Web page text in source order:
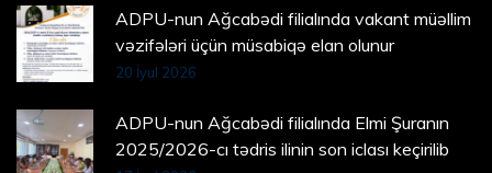
ADPU-nun Ağcabədi filialında vakant müəllim
vəzifələri üçün müsabiqə elan olunur
20 İyul 2026
ADPU-nun Ağcabədi filialında Elmi Şuranın
2025/2026-cı tədris ilinin son iclası keçirilib